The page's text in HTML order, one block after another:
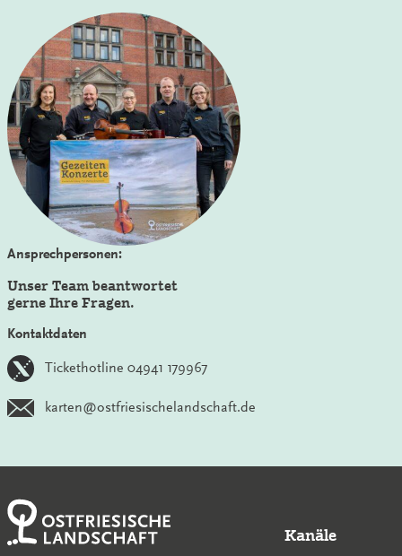
Ansprechpersonen:
Unser Team beantwortet
gerne Ihre Fragen.
Kontaktdaten
Tickethotline 04941 179967
karten@ostfriesischelandschaft.de
Kanäle